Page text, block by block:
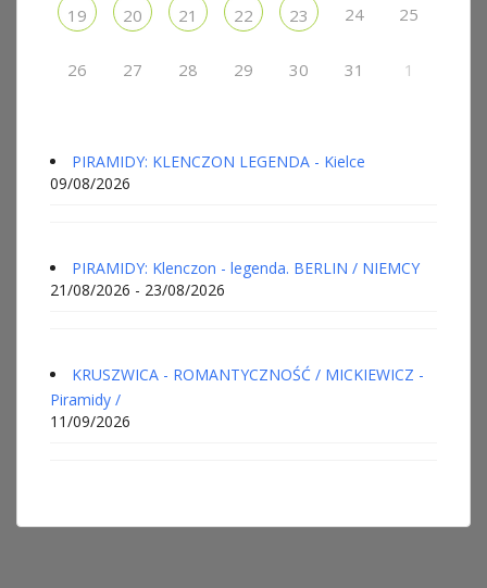
19 20 21 22 23 24 25
26 27 28 29 30 31 1
PIRAMIDY: KLENCZON LEGENDA - Kielce
09/08/2026
PIRAMIDY: Klenczon - legenda. BERLIN / NIEMCY
21/08/2026 - 23/08/2026
KRUSZWICA - ROMANTYCZNOŚĆ / MICKIEWICZ -
Piramidy /
11/09/2026